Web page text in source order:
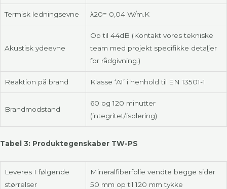
Termisk ledningsevne λ20= 0,04 W/m.K
Akustisk ydeevne
Op til 44dB (Kontakt vores tekniske
team med projekt specifikke detaljer
for rådgivning.)
Reaktion på brand Klasse ‘A1’ i henhold til EN 13501-1
Brandmodstand
60 og 120 minutter
(integritet/isolering)
Tabel 3: Produktegenskaber TW-PS
Leveres I følgende
størrelser
Mineralfiberfolie vendte begge sider
50 mm op til 120 mm tykke